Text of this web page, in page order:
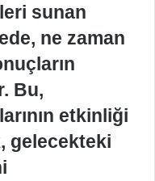
sunan
ne zaman
Bu,
etkinliği
gelecekteki